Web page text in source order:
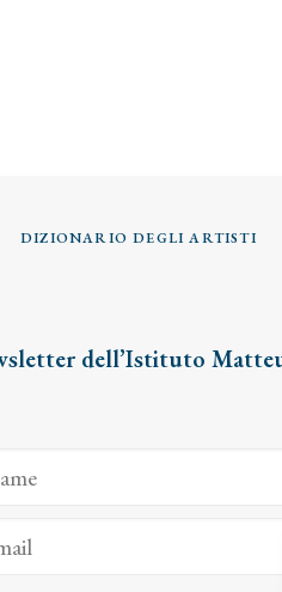
DIZIONARIO DEGLI ARTISTI
dell’Istituto